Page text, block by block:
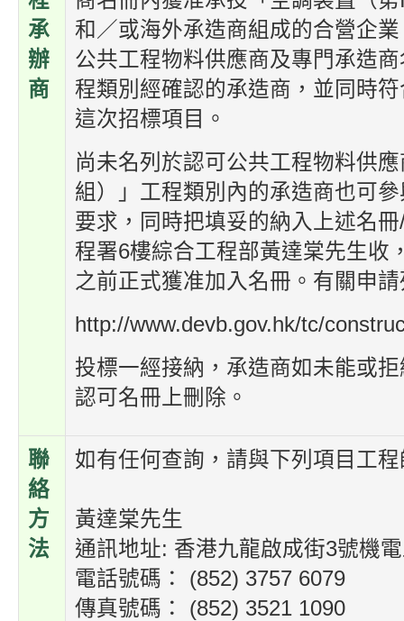
承
辦
商
和／或海外承造商組成的合營企
公共工程物料供應商及專門承造
程類別經確認的承造商，並同時
這次招標項目。
尚未名列於認可公共工程物料供
組）」工程類別內的承造商也可
要求，同時把填妥的納入上述名
程署6樓綜合工程部黃達棠先生收
之前正式獲准加入名冊。有關申
http://www.devb.gov.hk/tc/
投標一經接納，承造商如未能或
認可名冊上刪除。
聯
絡
方
法
如有任何查詢，請與下列項目工
黃達棠先生
通訊地址: 香港九龍啟成街3號機
電話號碼： (852) 3757 6079
傳真號碼： (852) 3521 1090